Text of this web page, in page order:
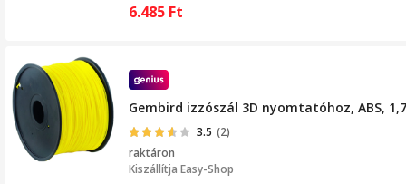
6.485 Ft
Gembird izzószál 3D nyomtatóhoz, ABS,
3.5 (2)
raktáron
Kiszállítja Easy-Shop